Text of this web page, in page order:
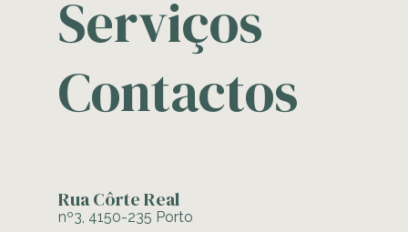
Serviços
Contactos
Rua Côrte Real
nº3, 4150-235 Porto